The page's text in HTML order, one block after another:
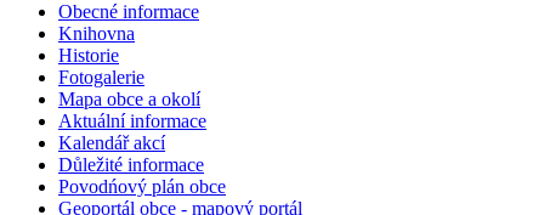
Obecné informace
Knihovna
Historie
Fotogalerie
Mapa obce a okolí
Aktuální informace
Kalendář akcí
Důležité informace
Povodńový plán obce
Geoportál obce - mapový portál